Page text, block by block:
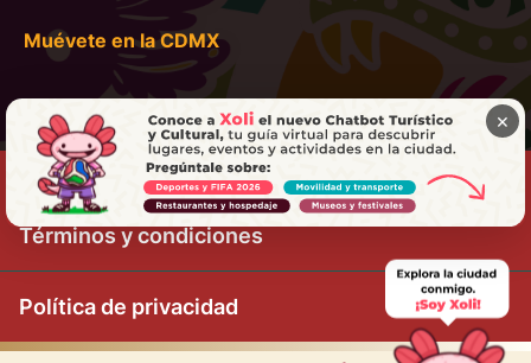
Muévete en la CDMX
Términos y condiciones
Política de privacidad
×